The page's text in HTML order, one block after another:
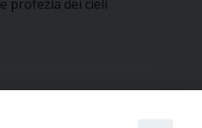
profezia dei cieli